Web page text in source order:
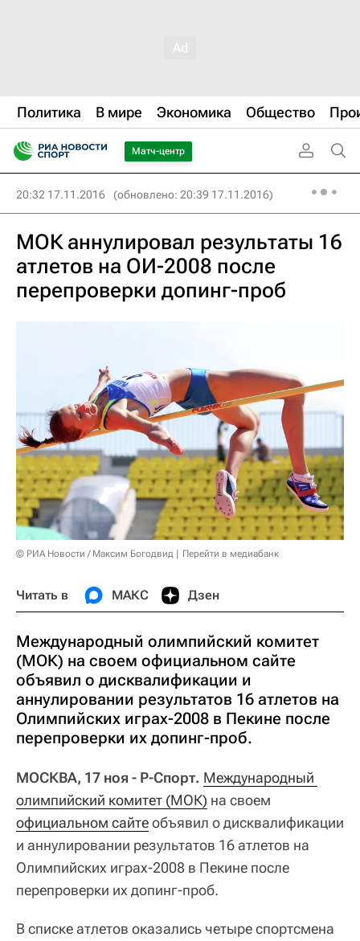
Политика В мире Экономика Общество
Матч-центр
20:32 17.11.2016 (обновлено: 20:39 17.11.2016)
МОК аннулировал результаты 16
атлетов на ОИ-2008 после
перепроверки допинг-проб
© РИА Новости / Максим Богодвид Перейти в медиабанк
Читать в МАКС Дзен
Международный олимпийский комитет
(МОК) на своем официальном сайте
объявил о дисквалификации и
аннулировании результатов 16 атлетов на
Олимпийских играх-2008 в Пекине после
перепроверки их допинг-проб.
МОСКВА, 17 ноя - Р-Спорт. Международный
олимпийский комитет (МОК) на своем
официальном сайтеобъявил о дисквалификации
и аннулировании результатов 16 атлетов на
Олимпийских играх-2008 в Пекине после
перепроверки их допинг-проб.
В списке атлетов оказались четыре спортсмена